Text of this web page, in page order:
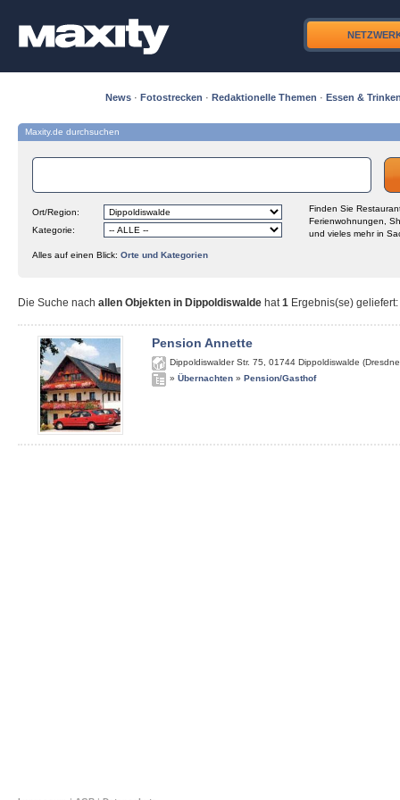
News · Fotostrecken · Redaktionelle Themen · Essen &
Maxity.de durchsuchen
Ort/Region:
Kategorie:
Finden Sie
Ferienwohnungen,
und vieles mehr in
Alles auf einen Blick: Orte und Kategorien
Die Suche nach allen Objekten in Dippoldiswalde hat1 Ergebnis(se) geliefert:
Pension Annette
Dippoldiswalder Str. 75 01744 Dippoldiswalde
» Übernachten » Pension/Gasthof